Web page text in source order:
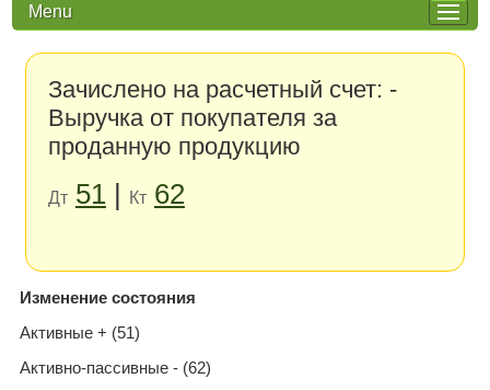
Menu
Зачислено на расчетный счет: -
Выручка от покупателя за
проданную продукцию
Дт 51| Кт 62
Изменение состояния
Активные + (51)
Активно-пассивные - (62)